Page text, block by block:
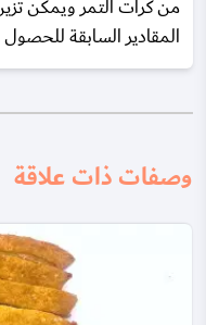
المقادير السابقة
وصفات ذات علاقة